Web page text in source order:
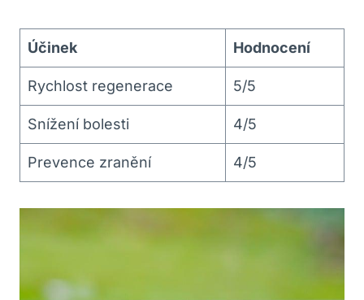
Účinek Hodnocení
Rychlost regenerace 5/5
Snížení bolesti 4/5
Prevence zranění 4/5